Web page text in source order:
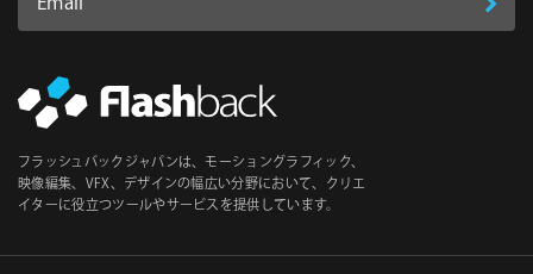
ス
必
須
フラッシュバックジャパンは、モーショングラフィック、
映像編集、VFX、デザインの幅広い分野において、クリエ
イターに役立つツールやサービスを提供しています。